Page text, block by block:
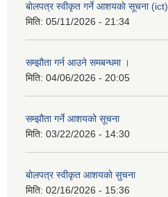
बाेलपत्र स्वीकृत गर्ने आशयकाे सूचना (ict)
मिति: 05/11/2026 - 21:34
सम्झौता गर्न आउने समबन्धमा ।
मिति: 04/06/2026 - 20:05
सम्झौता गर्ने आशयको सूचना
मिति: 03/22/2026 - 14:30
बाेलपत्र स्वीकृत आशयकाे सुचना
मिति: 02/16/2026 - 15:36